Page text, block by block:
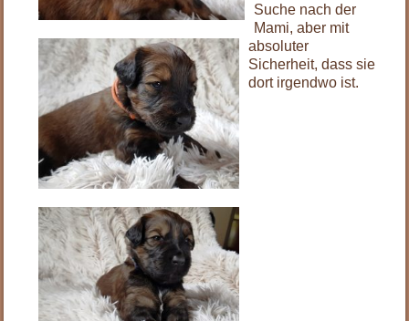
Suche nach der
Mami, aber mit
absoluter
Sicherheit, dass sie
dort irgendwo ist.